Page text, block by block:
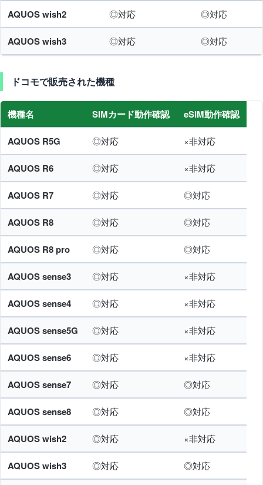
AQUOS wish2 ◎対応 ◎対応
AQUOS wish3 ◎対応 ◎対応
ドコモで販売された機種
機種名 SIMカード動作確認 eSIM動作確認
AQUOS R5G ◎対応 ×非対応
AQUOS R6 ◎対応 ×非対応
AQUOS R7 ◎対応 ◎対応
AQUOS R8 ◎対応 ◎対応
AQUOS R8 pro ◎対応 ◎対応
AQUOS sense3 ◎対応 ×非対応
AQUOS sense4 ◎対応 ×非対応
AQUOS sense5G ◎対応 ×非対応
AQUOS sense6 ◎対応 ×非対応
AQUOS sense7 ◎対応 ◎対応
AQUOS sense8 ◎対応 ◎対応
AQUOS wish2 ◎対応 ×非対応
AQUOS wish3 ◎対応 ◎対応